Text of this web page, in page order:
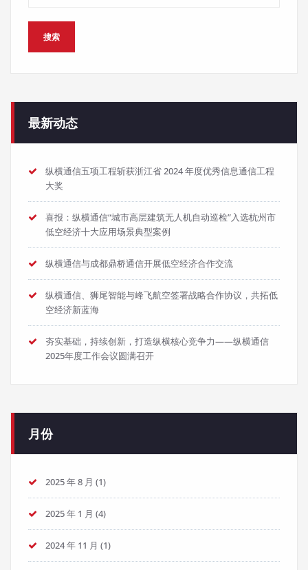
最新动态
纵横通信五项工程斩获浙江省 2024 年度优秀信息通信工程
大奖
喜报：纵横通信“城市高层建筑无人机自动巡检”入选杭州市
低空经济十大应用场景典型案例
纵横通信与成都鼎桥通信开展低空经济合作交流
纵横通信、狮尾智能与峰飞航空签署战略合作协议，共拓低
空经济新蓝海
夯实基础，持续创新，打造纵横核心竞争力——纵横通信
2025年度工作会议圆满召开
月份
2025 年 8 月 (1)
2025 年 1 月 (4)
2024 年 11 月 (1)